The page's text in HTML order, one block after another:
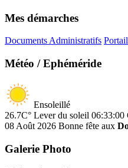
Mes démarches
Documents Administratifs
Météo / Ephéméride
Ensoleillé
26.7C° Lever du soleil 06:33:00
08 Août 2026 Bonne fête aux
Galerie Photo